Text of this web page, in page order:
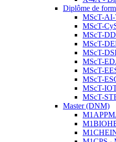
Diplôme de
MScT-AI-
MScT-
MScT-
MScT-
MScT-
MScT-
MScT-
MScT-
MScT-
MScT-
Master (DNM)